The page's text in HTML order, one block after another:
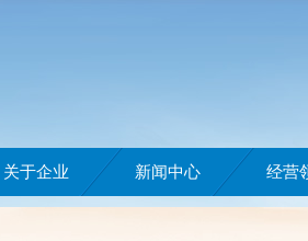
关于企业 新闻中心 经营